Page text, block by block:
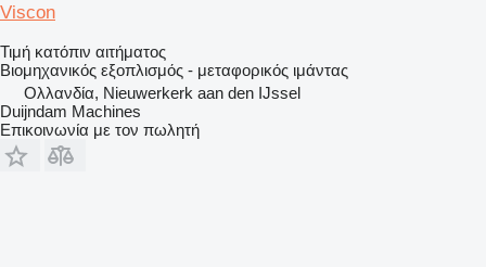
Viscon
Τιμή κατόπιν αιτήματος
Βιομηχανικός εξοπλισμός - μεταφορικός ιμάντας
Ολλανδία, Nieuwerkerk aan den IJssel
Duijndam Machines
Επικοινωνία με τον πωλητή